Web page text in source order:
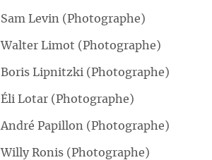
Sam Levin (Photographe)
Walter Limot (Photographe)
Boris Lipnitzki (Photographe)
Éli Lotar (Photographe)
André Papillon (Photographe)
Willy Ronis (Photographe)